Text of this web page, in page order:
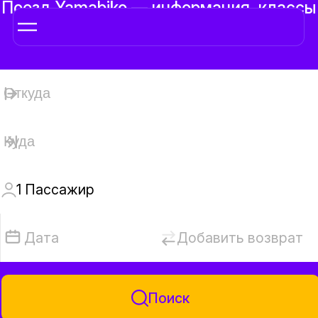
Поезд Yamabiko — информация, классы
1 Пассажир
Дата Добавить возврат
Поиск